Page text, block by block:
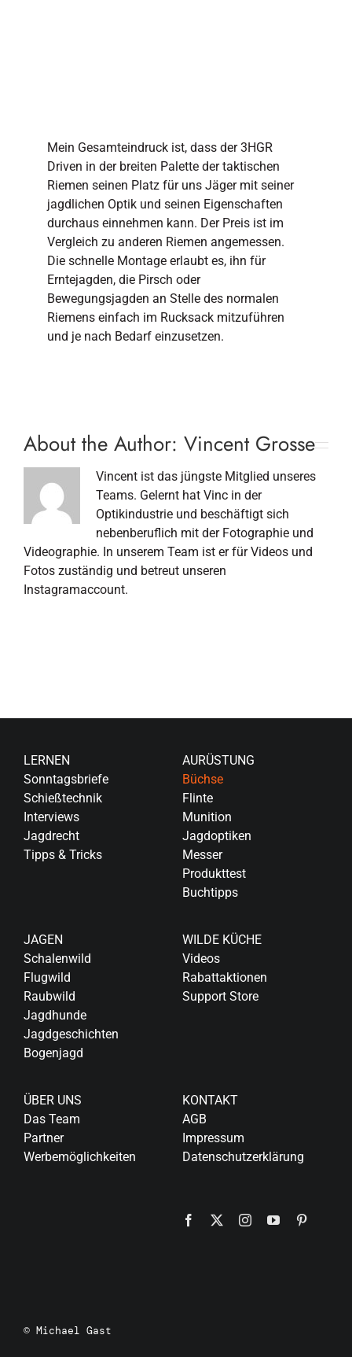
Mein Gesamteindruck ist, dass der 3HGR
Driven in der breiten Palette der taktischen
Riemen seinen Platz für uns Jäger mit seiner
jagdlichen Optik und seinen Eigenschaften
durchaus einnehmen kann. Der Preis ist im
Vergleich zu anderen Riemen angemessen.
Die schnelle Montage erlaubt es, ihn für
Erntejagden, die Pirsch oder
Bewegungsjagden an Stelle des normalen
Riemens einfach im Rucksack mitzuführen
und je nach Bedarf einzusetzen.
About the Author: Vincent Grosse
Vincent ist das jüngste Mitglied unseres
Teams. Gelernt hat Vinc in der
Optikindustrie und beschäftigt sich
nebenberuflich mit der Fotographie und
Videographie. In unserem Team ist er für Videos und
Fotos zuständig und betreut unseren
Instagramaccount.
LERNEN
Sonntagsbriefe
Schießtechnik
Interviews
Jagdrecht
Tipps & Tricks
AURÜSTUNG
Büchse
Flinte
Munition
Jagdoptiken
Messer
Produkttest
Buchtipps
JAGEN
Schalenwild
Flugwild
Raubwild
Jagdhunde
Jagdgeschichten
Bogenjagd
WILDE KÜCHE
Videos
Rabattaktionen
Support Store
ÜBER UNS
Das Team
Partner
Werbemöglichkeiten
KONTAKT
AGB
Impressum
Datenschutzerklärung
© Michael Gast